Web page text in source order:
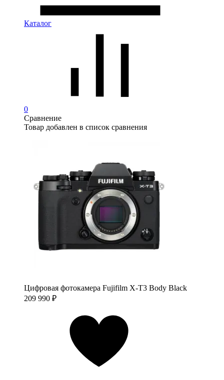
Каталог
0
Сравнение
Товар добавлен в список сравнения
Цифровая фотокамера Fujifilm X-T3 Body Black
209 990 ₽